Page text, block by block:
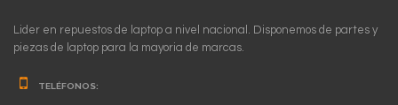
Lider en repuestos de laptop a nivel nacional. Disponemos de partes y
piezas de laptop para la mayoria de marcas.
TELÉFONOS: